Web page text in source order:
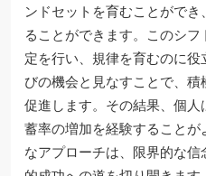
ンドセットを育むことがで
ることができます。このシ
定を行い、規律を育むのに
びの機会と見なすことで、
促進します。その結果、個
蓄率の増加を経験すること
なアプローチは、限界的な